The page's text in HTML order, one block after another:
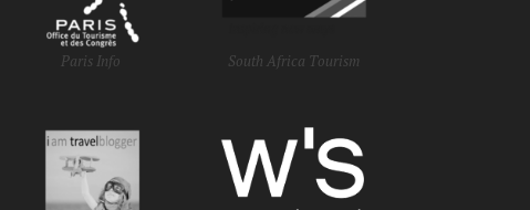
Paris Info South Africa Tourism